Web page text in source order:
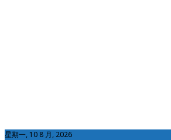
星期一, 10 8 月, 2026